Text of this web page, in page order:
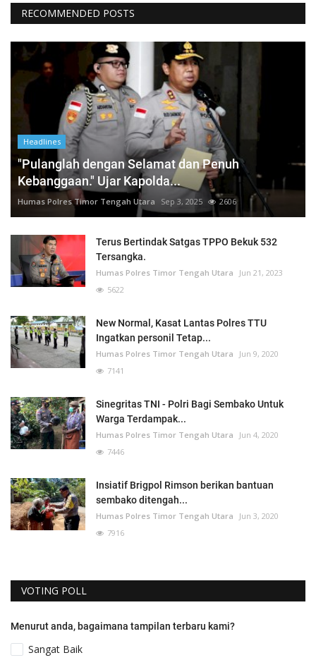
RECOMMENDED POSTS
Headlines
"Pulanglah dengan Selamat dan Penuh
Kebanggaan." Ujar Kapolda...
Humas Polres Timor Tengah Utara Sep 3, 2025 2606
Terus Bertindak Satgas TPPO Bekuk 532
Tersangka.
Humas Polres Timor Tengah Utara
Jun 21, 2023
5622
New Normal, Kasat Lantas Polres TTU
Ingatkan personil Tetap...
Humas Polres Timor Tengah Utara
Jun 9, 2020
7141
Sinegritas TNI - Polri Bagi Sembako Untuk
Warga Terdampak...
Humas Polres Timor Tengah Utara
Jun 4, 2020
7446
Insiatif Brigpol Rimson berikan bantuan
sembako ditengah...
Humas Polres Timor Tengah Utara
Jun 3, 2020
7916
VOTING POLL
Menurut anda, bagaimana tampilan terbaru kami?
Sangat Baik